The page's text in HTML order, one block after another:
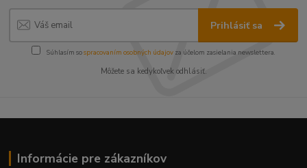
Prihlásiť sa
Súhlasím sospracovaním osobných údajov za účelom zasielania newslettera.
Môžete sa kedykoľvek odhlásiť.
Informácie pre zákazníkov